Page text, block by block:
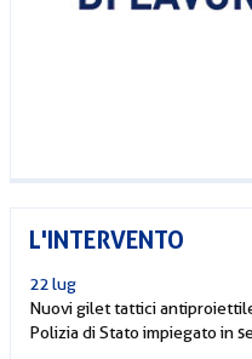
L'INTERVENTO
22 lug
Nuovi gilet tattici
Polizia di Stato impiegato in